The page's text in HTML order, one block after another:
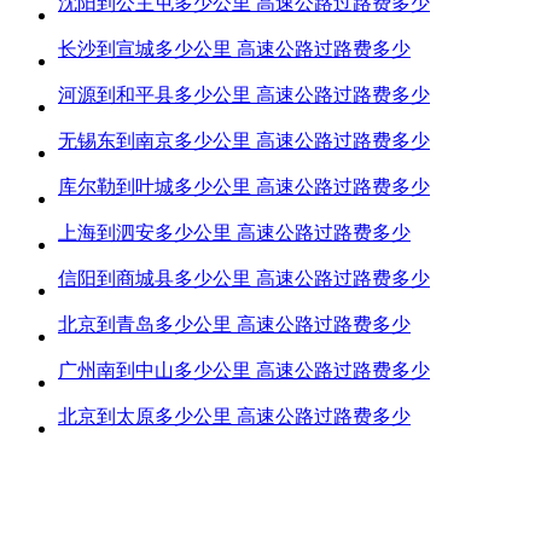
长沙到宣城多少公里 高速公路过路费多少
河源到和平县多少公里 高速公路过路费多少
无锡东到南京多少公里 高速公路过路费多少
库尔勒到叶城多少公里 高速公路过路费多少
上海到泗安多少公里 高速公路过路费多少
信阳到商城县多少公里 高速公路过路费多少
北京到青岛多少公里 高速公路过路费多少
广州南到中山多少公里 高速公路过路费多少
北京到太原多少公里 高速公路过路费多少